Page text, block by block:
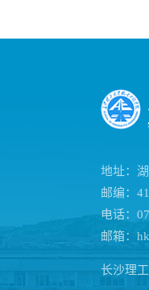
地址：
邮编：
电话：
邮箱：
长沙理